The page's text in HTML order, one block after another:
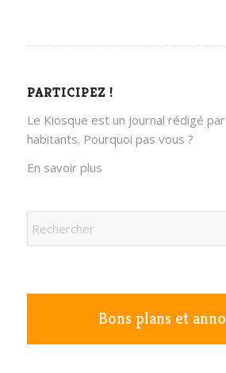
PARTICIPEZ !
Le Kiosque est un journal rédigé
habitants. Pourquoi pas vous ?
En savoir plus
Bons plans et